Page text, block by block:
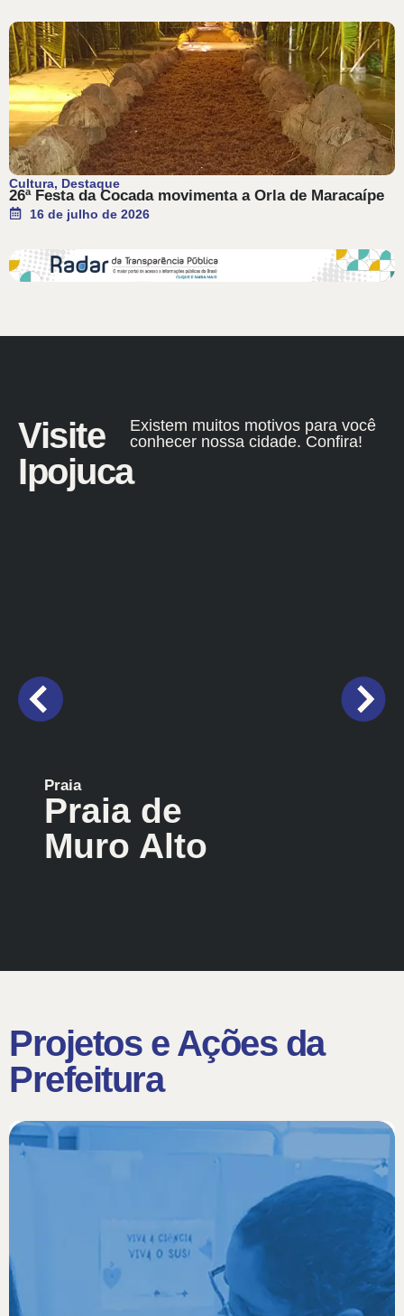
Cultura, Destaque
26ª Festa da Cocada movimenta a Orla de Maracaípe
16 de julho de 2026
Visite
Ipojuca
Existem muitos motivos para você
conhecer nossa cidade. Confira!
Praia
Praia de
Muro Alto
Projetos e Ações da
Prefeitura​